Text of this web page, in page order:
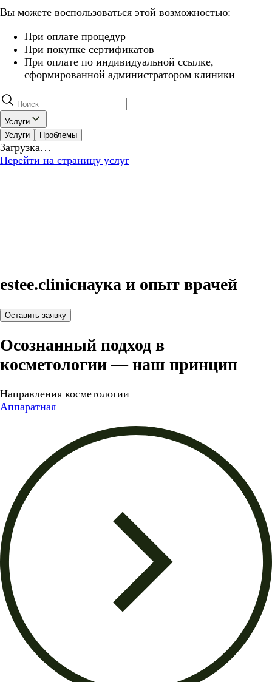
Вы можете воспользоваться этой возможностью:
При оплате процедур
При покупке сертификатов
При оплате по индивидуальной ссылке,
сформированной администратором клиники
Услуги
Услуги
Проблемы
Загрузка…
Перейти на страницу услуг
estee.clinicнаука и опыт врачей
Оставить заявку
Осознанный подход в
косметологии — наш принцип
Направления косметологии
Аппаратная